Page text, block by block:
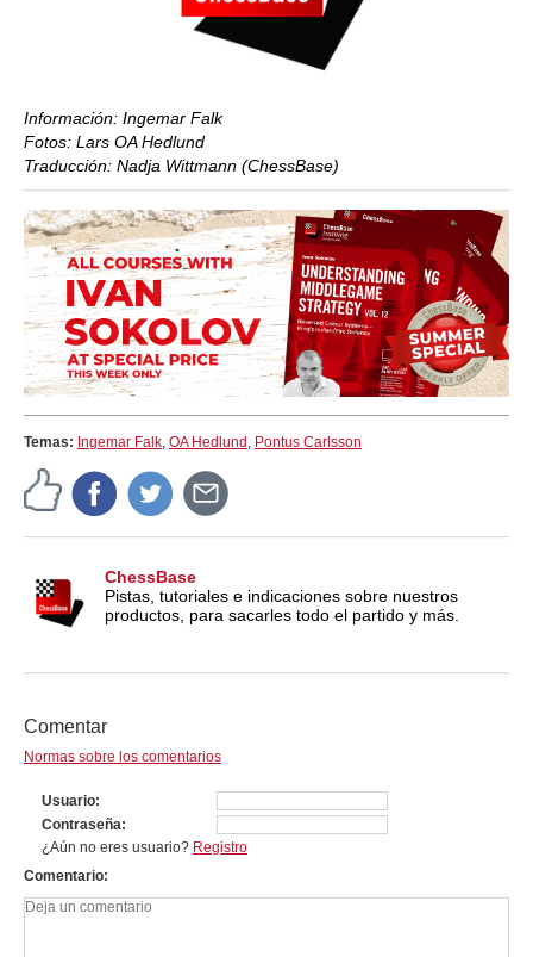
Información: Ingemar Falk
Fotos: Lars OA Hedlund
Traducción: Nadja Wittmann (ChessBase)
Temas: Ingemar Falk OA Hedlund Pontus Carlsson
ChessBase
Pistas, tutoriales e indicaciones sobre nuestros
productos, para sacarles todo el partido y más.
Comentar
Normas sobre los comentarios
Usuario
Contraseña
¿Aún no eres usuario? Registro
Comentario